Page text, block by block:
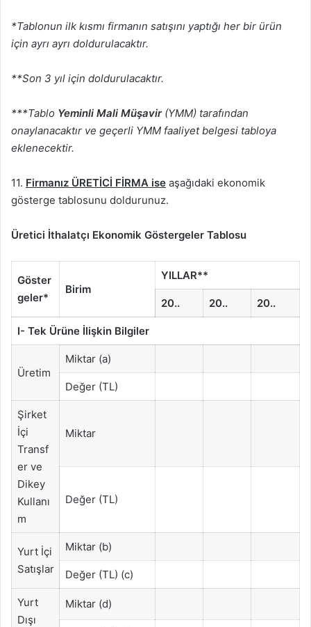
*Tablonun ilk kısmı firmanın satışını yaptığı her bir ürün
için ayrı ayrı doldurulacaktır.
**Son 3 yıl için doldurulacaktır.
***Tablo Yeminli Mali Müşavir (YMM) tarafından
onaylanacaktır ve geçerli YMM faaliyet belgesi tabloya
eklenecektir.
11. Firmanız ÜRETİCİ FİRMA ise aşağıdaki ekonomik
gösterge tablosunu doldurunuz.
Üretici İthalatçı Ekonomik Göstergeler Tablosu
Göster
geler*
Birim
YILLAR**
20.. 20.. 20..
I- Tek Ürüne İlişkin Bilgiler
Üretim
Miktar (a)
Değer (TL)
Şirket
İçi
Transf
er ve
Dikey
Kullanı
m
Miktar
Değer (TL)
Yurt İçi
Satışlar
Miktar (b)
Değer (TL) (c)
Yurt
Dışı
Miktar (d)